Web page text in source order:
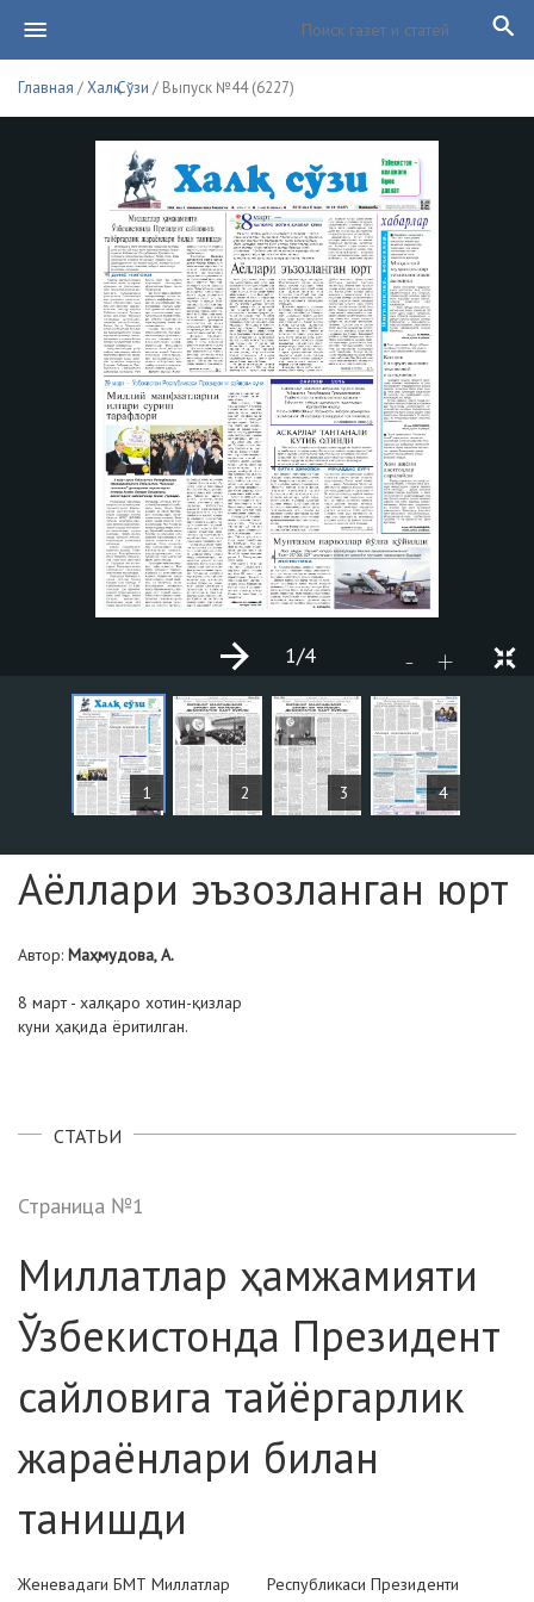
Главная /Халқ Сўзи / Выпуск №44 (6227)
1 2 3 4
- +
1/4
СТАТЬИ
Страница №1
Аёллари эъзозланган юрт
Автор: Маҳмудова, А.
8 март - халқаро хотин-қизлар
куни ҳақида ёритилган.
СТАТЬИ
Страница №1
Миллатлар ҳамжамияти
Ўзбекистонда Президент
сайловига тайёргарлик
жараёнлари билан
танишди
Женевадаги БМТ Миллатлар
Республикаси Президенти